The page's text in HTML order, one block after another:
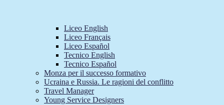
Liceo English
Liceo Français
Liceo Español
Tecnico English
Tecnico Español
Monza per il successo formativo
Ucraina e Russia. Le ragioni del conflitto
Travel Manager
Young Service Designers